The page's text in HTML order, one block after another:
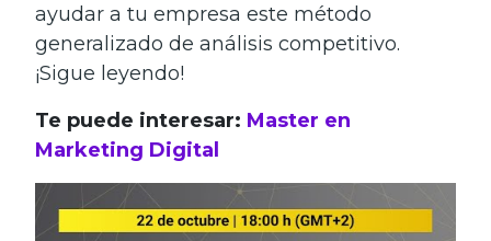
ayudar a tu empresa este método
generalizado de análisis competitivo.
¡Sigue leyendo!
Te puede interesar: Master en
Marketing Digital